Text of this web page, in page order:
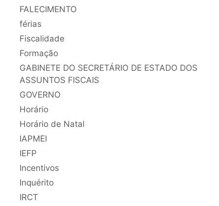
FALECIMENTO
férias
Fiscalidade
Formação
GABINETE DO SECRETÁRIO DE ESTADO DOS
ASSUNTOS FISCAIS
GOVERNO
Horário
Horário de Natal
IAPMEI
IEFP
Incentivos
Inquérito
IRCT